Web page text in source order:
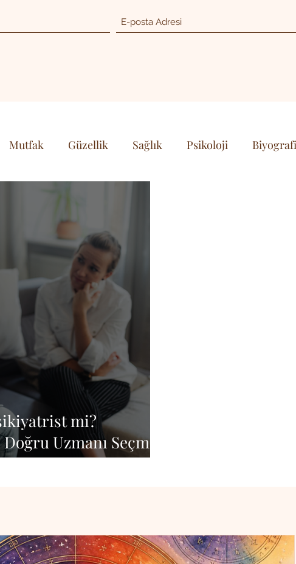
Mutfak Güzellik Sağlık Psikoloji Biyografi
Bilim & Teknoloji
& Kültür Spor
mi?
Uzmanı Seçme